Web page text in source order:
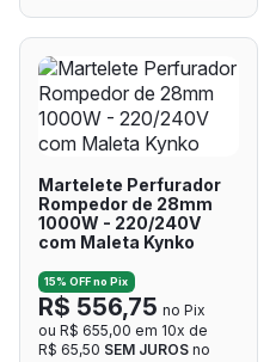
Martelete Perfurador
Rompedor de 28mm
1000W - 220/240V
com Maleta Kynko
15% OFF no Pix
R$ 556,75 no Pix
ou R$ 655,00 em 10x de
R$ 65,50 SEM JUROSno